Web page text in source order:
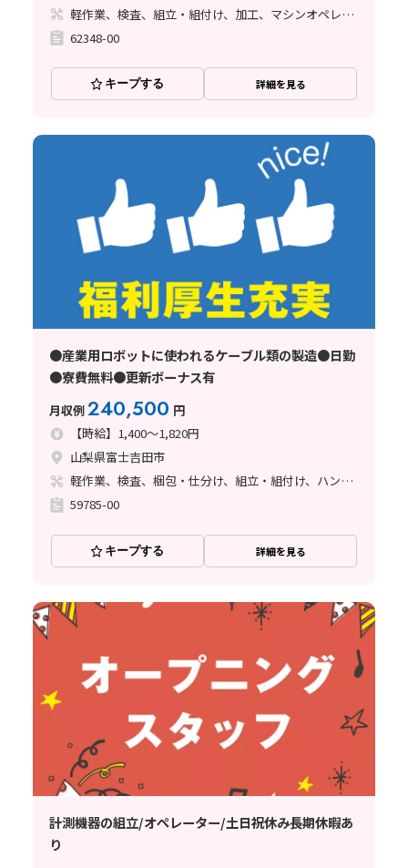
軽作業、検査、組立・組付け、加工、マシンオペレーター、清掃・洗浄、ハンダ付け、立ち作業
62348-00
キープする 詳細を見る
●産業用ロボットに使われるケーブル類の製造●日勤
●寮費無料●更新ボーナス有
月収例240,500 円
【時給】1,400～1,820円
山梨県富士吉田市
軽作業、検査、梱包・仕分け、組立・組付け、ハンダ付け
59785-00
キープする 詳細を見る
計測機器の組立/オペレーター/土日祝休み長期休暇あ
り